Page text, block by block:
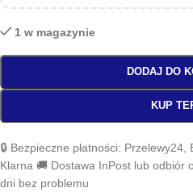
1 w magazynie
DODAJ DO
KUP
🔒 Bezpieczne płatności:
Klarna 🚚 Dostawa InPost lub
dni bez problemu